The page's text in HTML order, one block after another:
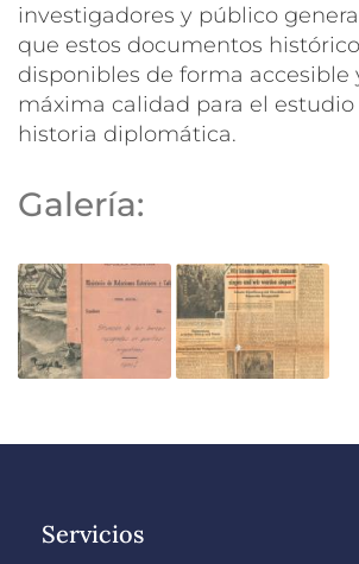
investigadores y público
que estos documentos
disponibles de forma accesible
máxima calidad para el estudio
historia diplomática.
Galería:
Servicios